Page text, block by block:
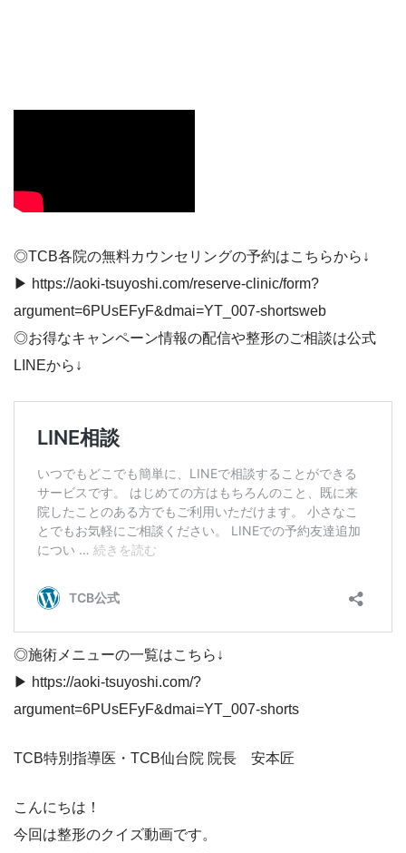
◎TCB各院の無料カウンセリングの予約はこちらから↓
▶︎ https://aoki-tsuyoshi.com/reserve-clinic/form?
argument=6PUsEFyF&dmai=YT_007-shortsweb
◎お得なキャンペーン情報の配信や整形のご相談は公式
LINEから↓
◎施術メニューの一覧はこちら↓
▶︎ https://aoki-tsuyoshi.com/?
argument=6PUsEFyF&dmai=YT_007-shorts
TCB特別指導医・TCB仙台院 院長 安本匠
こんにちは！
今回は整形のクイズ動画です。